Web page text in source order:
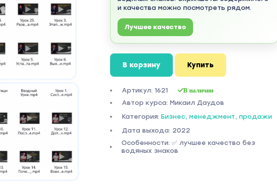
и качества можно посмотреть рядом.
Лучшее качество
В корзину Купить
Артикул: 1621 В наличии
Автор курса: Микаил Даудов
Категория: Бизнес, менеджмент, продажи
Дата выхода: 2022
Особенности: ✅ лучшее качество без
водяных знаков